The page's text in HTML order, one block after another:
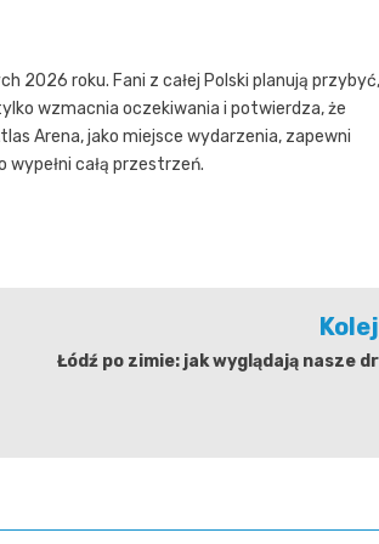
2026 roku. Fani z całej Polski planują przybyć,
wzmacnia oczekiwania i potwierdza, że
Arena, jako miejsce wydarzenia, zapewni
wypełni całą przestrzeń.
Łódź po zimie: jak wyglądają nasze